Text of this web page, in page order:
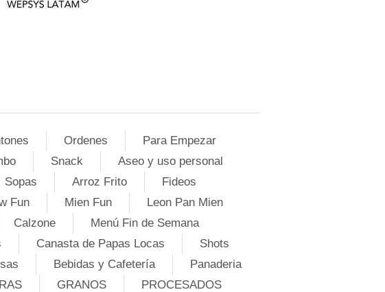
Ordenes
Para Empezar
Snack
Aseo y uso personal
Sopas Arroz Frito
Fideos
Fun Mien Fun
Leon Pan Mien
Calzone
Menú Fin de Semana
Canasta de Papas Locas
Shots
Bebidas y Cafetería
Panaderia
GRANOS
PROCESADOS